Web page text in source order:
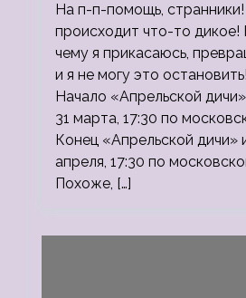
На п-п-помощь,
происходит что-то дикое!
чему я прикасаюсь,
и я не могу это
Начало «Апрельской дичи»
31 марта, 17:30 по
Конец «Апрельской дичи»
апреля, 17:30 по
Похоже, […]